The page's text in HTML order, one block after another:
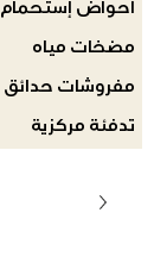
أحواض إستحمام
مضخات مياه
مفروشات حدائق
تدفئة مركزية